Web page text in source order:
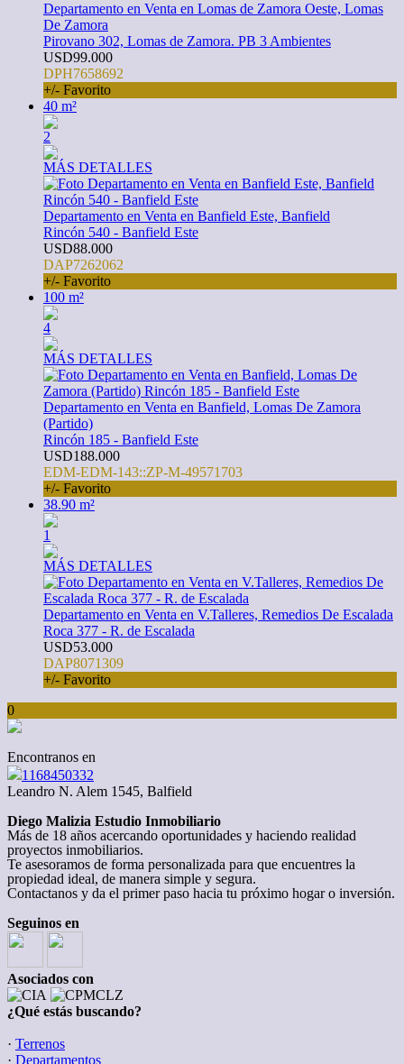
Departamento en Venta en Lomas de Zamora Oeste, Lomas
De Zamora
Pirovano 302, Lomas de Zamora. PB 3 Ambientes
USD99.000
DPH7658692
+/- Favorito
40 m²
2
MÁS DETALLES
Departamento en Venta en Banfield Este, Banfield
Rincón 540 - Banfield Este
USD88.000
DAP7262062
+/- Favorito
100 m²
4
MÁS DETALLES
Departamento en Venta en Banfield, Lomas De Zamora
(Partido)
Rincón 185 - Banfield Este
USD188.000
EDM-EDM-143::ZP-M-49571703
+/- Favorito
38.90 m²
1
MÁS DETALLES
Departamento en Venta en V.Talleres, Remedios De Escalada
Roca 377 - R. de Escalada
USD53.000
DAP8071309
+/- Favorito
0
Encontranos en
1168450332
Leandro N. Alem 1545, Balfield
Diego Malizia Estudio Inmobiliario
Más de 18 años acercando oportunidades y haciendo realidad
proyectos inmobiliarios.
Te asesoramos de forma personalizada para que encuentres la
propiedad ideal, de manera simple y segura.
Contactanos y da el primer paso hacia tu próximo hogar o inversión.
Seguinos en
Asociados con
¿Qué estás buscando?
· Terrenos
· Departamentos